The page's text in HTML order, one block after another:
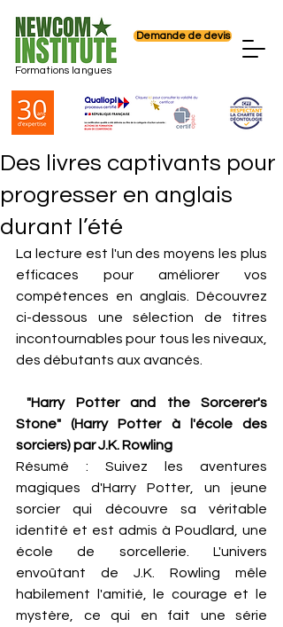
Demande de devis
Formations langues
Des livres captivants pour
progresser en anglais
durant l’été
La lecture est l'un des moyens les plus
efficaces pour améliorer vos
compétences en anglais. Découvrez
ci-dessous une sélection de titres
incontournables pour tous les niveaux,
des débutants aux avancés.
"Harry Potter and the Sorcerer's
Stone" (Harry Potter à l'école des
sorciers) par J.K. Rowling
Résumé : Suivez les aventures
magiques d'Harry Potter, un jeune
sorcier qui découvre sa véritable
identité et est admis à Poudlard, une
école de sorcellerie. L'univers
envoûtant de J.K. Rowling mêle
habilement l'amitié, le courage et le
mystère, ce qui en fait une série